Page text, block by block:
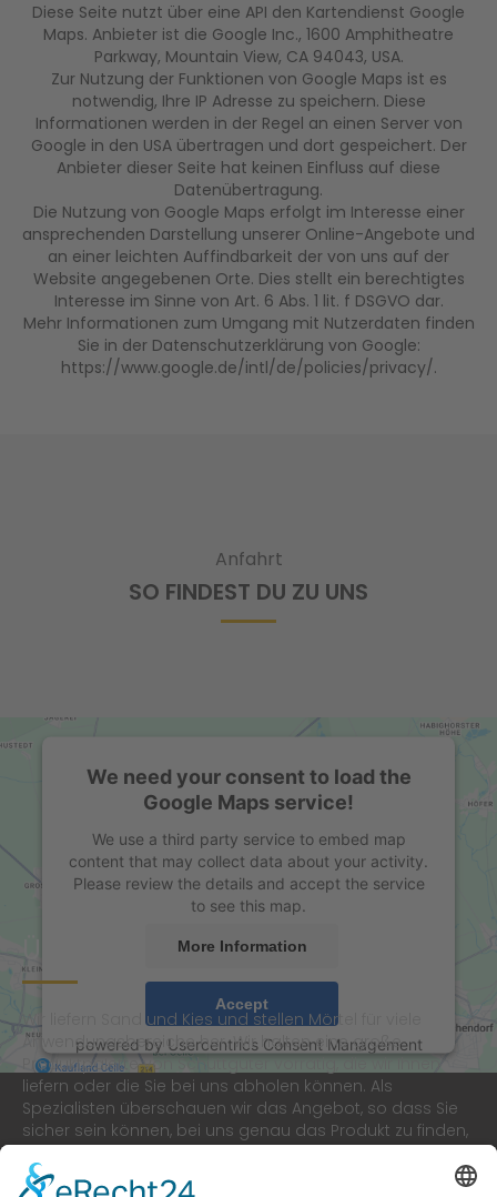
Diese Seite nutzt über eine API den Kartendienst Google
Maps. Anbieter ist die Google Inc., 1600 Amphitheatre
Parkway, Mountain View, CA 94043, USA.
Zur Nutzung der Funktionen von Google Maps ist es
notwendig, Ihre IP Adresse zu speichern. Diese
Informationen werden in der Regel an einen Server von
Google in den USA übertragen und dort gespeichert. Der
Anbieter dieser Seite hat keinen Einfluss auf diese
Datenübertragung.
Die Nutzung von Google Maps erfolgt im Interesse einer
ansprechenden Darstellung unserer Online-Angebote und
an einer leichten Auffindbarkeit der von uns auf der
Website angegebenen Orte. Dies stellt ein berechtigtes
Interesse im Sinne von Art. 6 Abs. 1 lit. f DSGVO dar.
Mehr Informationen zum Umgang mit Nutzerdaten finden
Sie in der Datenschutzerklärung von Google:
https://www.google.de/intl/de/policies/privacy/.
Anfahrt
SO FINDEST DU ZU UNS
We need your consent to load the
Google Maps service!
We use a third party service to embed map
content that may collect data about your activity.
Please review the details and accept the service
to see this map.
More Information
Accept
powered by Usercentrics Consent Management
Wir liefern Sand und Kies und stellen Mörtel für viele
Anwendungsbereiche her. Wir halten eine große
Produktpalette von Schüttgüter vorrätig, die wir Ihnen
liefern oder die Sie bei uns abholen können. Als
Spezialisten überschauen wir das Angebot, so dass Sie
sicher sein können, bei uns genau das Produkt zu finden,
das für Ihr Vorhaben richtig ist.